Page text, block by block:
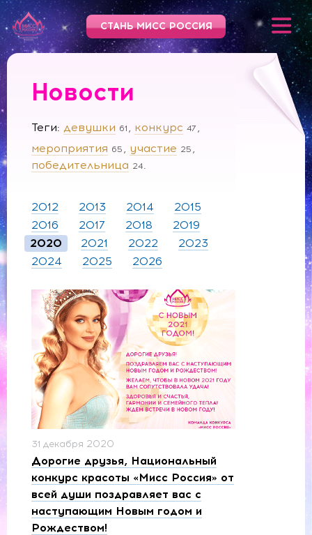
СТАНЬ МИСС РОССИЯ
Новости
Теги девушки 61 конкурс 47
мероприятия 65 участие 25
победительница 24
2012 2013 2014
2015
2016
2017 2018
2019
2020
2021 2022
2023
2024
2025 2026
31 декабря 2020
Дорогие друзья, Национальный
конкурс красоты «Мисс Россия» от
всей души поздравляет вас с
наступающим Новым годом и
Рождеством!